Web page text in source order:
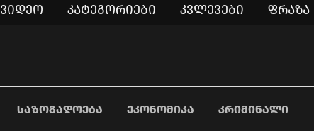
ᲕᲘᲓᲔᲝ ᲙᲐᲢᲔᲒᲝᲠᲘᲔᲑᲘ ᲙᲕᲚᲔᲕᲔᲑᲘ ᲤᲠᲐᲖᲐ
ᲡᲐᲖᲝᲒᲐᲓᲝᲔᲑᲐ ᲔᲙᲝᲜᲝᲛᲘᲙᲐ ᲙᲠᲘᲛᲘᲜᲐᲚᲘ